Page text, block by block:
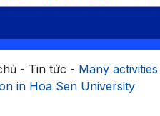
- Tin tức - Many
in Hoa Sen University